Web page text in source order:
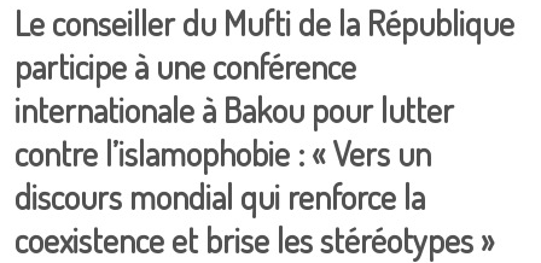
Le conseiller du Mufti de la République
participe à une conférence
internationale à Bakou pour lutter
contre l’islamophobie : « Vers un
discours mondial qui renforce la
coexistence et brise les stéréotypes »